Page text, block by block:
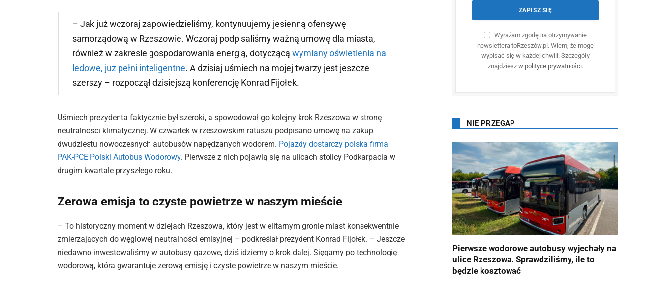
– Jak już wczoraj zapowiedzieliśmy, kontynuujemy jesienną ofensywę
samorządową w Rzeszowie. Wczoraj podpisaliśmy ważną umowę dla miasta,
również w zakresie gospodarowania energią, dotyczącąwymiany oświetlenia na
ledowe, już pełni inteligentne. A dzisiaj uśmiech na mojej twarzy jest jeszcze
szerszy – rozpoczął dzisiejszą konferencję Konrad Fijołek.
Uśmiech prezydenta faktycznie był szeroki, a spowodował go kolejny krok Rzeszowa w stronę
neutralności klimatycznej. W czwartek w rzeszowskim ratuszu podpisano umowę na zakup
dwudziestu nowoczesnych autobusów napędzanych wodorem. Pojazdy dostarczy polska firma
PAK-PCE Polski Autobus Wodorowy. Pierwsze z nich pojawią się na ulicach stolicy Podkarpacia w
drugim kwartale przyszłego roku.
Zerowa emisja to czyste powietrze w naszym mieście
– To historyczny moment w dziejach Rzeszowa, który jest w elitarnym gronie miast konsekwentnie
zmierzających do węglowej neutralności emisyjnej – podkreślał prezydent Konrad Fijołek. – Jeszcze
niedawno inwestowaliśmy w autobusy gazowe, dziś idziemy o krok dalej. Sięgamy po technologię
wodorową, która gwarantuje zerową emisję i czyste powietrze w naszym mieście.
Wyrażam zgodę na otrzymywanie
newslettera toRzeszów.pl. Wiem, że mogę
wypisać się w każdej chwili. Szczegóły
znajdziesz w polityce prywatności.
NIE PRZEGAP
Pierwsze wodorowe autobusy wyjechały na
ulice Rzeszowa. Sprawdziliśmy, ile to
będzie kosztować